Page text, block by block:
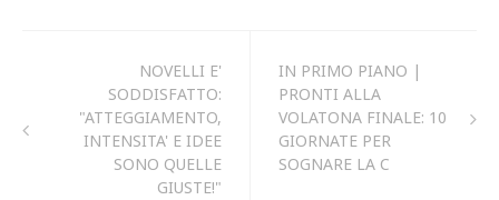
NOVELLI E'
SODDISFATTO:
"ATTEGGIAMENTO,
INTENSITA' E IDEE
SONO QUELLE
GIUSTE!"
IN PRIMO PIANO |
PRONTI ALLA
VOLATONA FINALE: 10
GIORNATE PER
SOGNARE LA C